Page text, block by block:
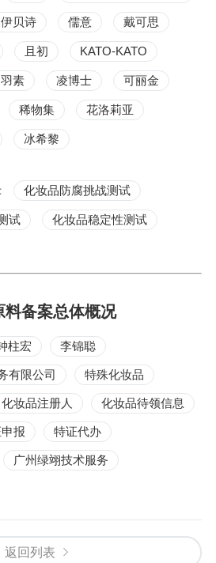
伊贝诗 儒意 戴可思
且初 KATO-KATO
羽素 凌博士 可丽金
稀物集 花洛莉亚
冰希黎
化妆品防腐挑战测试
试 化妆品稳定性测试
料备案总体概况
柱宏 李锦聪
有限公司 特殊化妆品
化妆品注册人 化妆品待领信息
报 特证代办
广州绿翊技术服务
返回列表